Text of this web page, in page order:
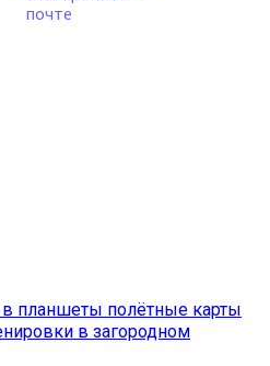
планшеты полётные карты
в загородном